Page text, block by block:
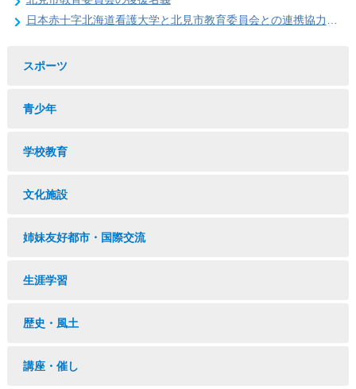
日本赤十字北海道看護大学と北見市教育委員会との連携協力に関する協定の締結
スポーツ
青少年
学校教育
文化施設
姉妹友好都市・国際交流
生涯学習
歴史・風土
講座・催し